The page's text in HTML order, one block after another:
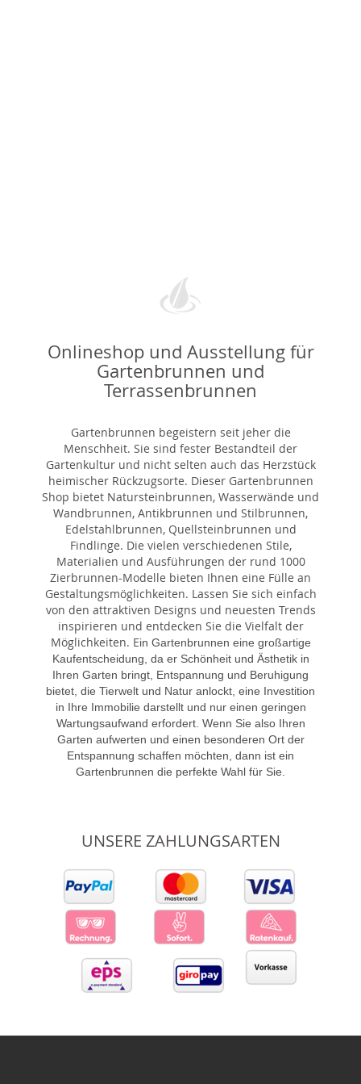
Onlineshop und Ausstellung für
Gartenbrunnen und
Terrassenbrunnen
Gartenbrunnen begeistern seit jeher die
Menschheit. Sie sind fester Bestandteil der
Gartenkultur und nicht selten auch das Herzstück
heimischer Rückzugsorte. Dieser Gartenbrunnen
Shop bietet Natursteinbrunnen, Wasserwände und
Wandbrunnen, Antikbrunnen und Stilbrunnen,
Edelstahlbrunnen, Quellsteinbrunnen und
Findlinge. Die vielen verschiedenen Stile,
Materialien und Ausführungen der rund 1000
Zierbrunnen-Modelle bieten Ihnen eine Fülle an
Gestaltungsmöglichkeiten. Lassen Sie sich einfach
von den attraktiven Designs und neuesten Trends
inspirieren und entdecken Sie die Vielfalt der
Möglichkeiten. Ein Gartenbrunnen eine großartige
Kaufentscheidung, da er Schönheit und Ästhetik in
Ihren Garten bringt, Entspannung und Beruhigung
bietet, die Tierwelt und Natur anlockt, eine Investition
in Ihre Immobilie darstellt und nur einen geringen
Wartungsaufwand erfordert. Wenn Sie also Ihren
Garten aufwerten und einen besonderen Ort der
Entspannung schaffen möchten, dann ist ein
Gartenbrunnen die perfekte Wahl für Sie.
UNSERE ZAHLUNGSARTEN